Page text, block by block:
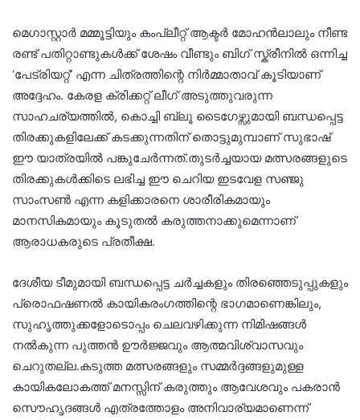
മെഗാസ്റ്റാർ മമ്മൂട്ടിയും കംപ്ലീറ്റ് ആക്ടർ മോഹൻലാലും നീണ്ട
രണ്ട് പതിറ്റാണ്ടുകൾക്ക് ശേഷം വീണ്ടും ബിഗ് സ്ക്രീനിൽ ഒന്നിച്ച
‘പേട്രിയറ്റ്’ എന്ന ചിത്രത്തിന്റെ നിർമ്മാതാവ് കൂടിയാണ്
അദ്ദേഹം. കേരള ക്രിക്കറ്റ് ലീഗ് അടുത്തുവരുന്ന
സാഹചര്യത്തിൽ, കൊച്ചി ബ്ലൂ ടൈഗേഴ്സുമായി ബന്ധപ്പെട്ട
തിരക്കുകളിലേക്ക് കടക്കുന്നതിന് തൊട്ടുമുമ്പാണ് സുഭാഷ്
ഈ യാത്രയിൽ പങ്കുചേർന്നത്.തുടർച്ചയായ മത്സരങ്ങളുടെ
തിരക്കുകൾക്കിടെ ലഭിച്ച ഈ ചെറിയ ഇടവേള സഞ്ജു
സാംസൺ എന്ന കളിക്കാരനെ ശാരീരികമായും
മാനസികമായും കൂടുതൽ കരുത്തനാക്കുമെന്നാണ്
ആരാധകരുടെ പ്രതീക്ഷ.
ദേശീയ ടീമുമായി ബന്ധപ്പെട്ട ചർച്ചകളും തിരഞ്ഞെടുപ്പുകളും
പ്രൊഫഷണൽ കായികരംഗത്തിന്റെ ഭാഗമാണെങ്കിലും,
സുഹൃത്തുക്കളോടൊപ്പം ചെലവഴിക്കുന്ന നിമിഷങ്ങൾ
നൽകുന്ന പുത്തൻ ഊർജ്ജവും ആത്മവിശ്വാസവും
ചെറുതല്ല.കടുത്ത മത്സരങ്ങളും സമ്മർദ്ദങ്ങളുമുള്ള
കായികലോകത്ത് മനസ്സിന് കരുത്തും ആവേശവും പകരാൻ
സൌഹൃദങ്ങൾ എത്രത്തോളം അനിവാര്യമാണെന്ന്